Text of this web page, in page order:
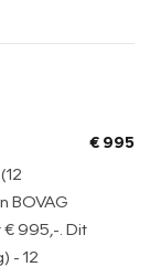
erboven. Met
informatie
op de weg kunt
BOVAG
995,-. Dit
- 12
€ 995